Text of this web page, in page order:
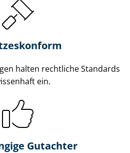
halten rechtliche Standards
ein.
Gutachter